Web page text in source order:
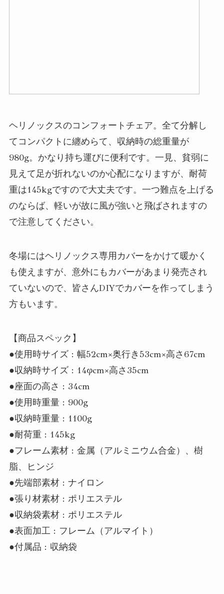
ヘリノックスのコンフォートチェア。全て分解し
てコンパクトに纏めらて、収納時の総重量が
980g。かなり持ち運びに便利です。一見、貧弱に
見えて足が折れないのか心配になりますが、耐荷
重は145kgですので大丈夫です。一つ難点を上げる
のならば、軽いが故に風が強いと飛ばされますの
で注意してください。
冬場にはヘリノックス専用カバーをかけて暖かく
も使えますが、意外にもカバーがあまり発売され
ていないので、皆さんDIYでカバーを作ってしまう
方もいます。
【商品スペック】
●使用時サイズ : 幅52cm×奥行き53cm×高さ67cm
●収納時サイズ : 14φcm×高さ35cm
●座面の高さ : 34cm
●使用時重量 : 900g
●収納時重量 : 1100g
●耐荷重 : 145kg
●フレーム素材 : 金属（アルミニウム合金）、樹
脂、ヒンジ
●先端部素材 : ナイロン
●張り材素材 : ポリエステル
●収納袋素材 : ポリエステル
●表面加工 : フレーム（アルマイト）
●付属品 : 収納袋